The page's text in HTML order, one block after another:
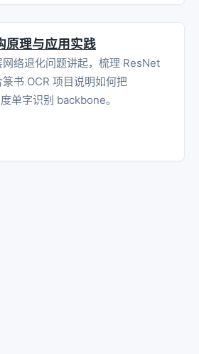
原理与应用实践
络退化问题讲起，梳理 ResNet
书 OCR 项目说明如何把
单字识别 backbone。